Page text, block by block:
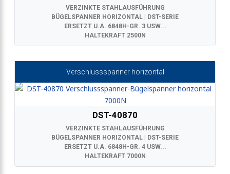
VERZINKTE STAHLAUSFÜHRUNG
BÜGELSPANNER HORIZONTAL | DST-SERIE
ERSETZT U.A. 6848H-GR. 3 USW...
HALTEKRAFT 2500N
Verschlussspanner horizontal
DST-40870
VERZINKTE STAHLAUSFÜHRUNG
BÜGELSPANNER HORIZONTAL | DST-SERIE
ERSETZT U.A. 6848H-GR. 4 USW...
HALTEKRAFT 7000N